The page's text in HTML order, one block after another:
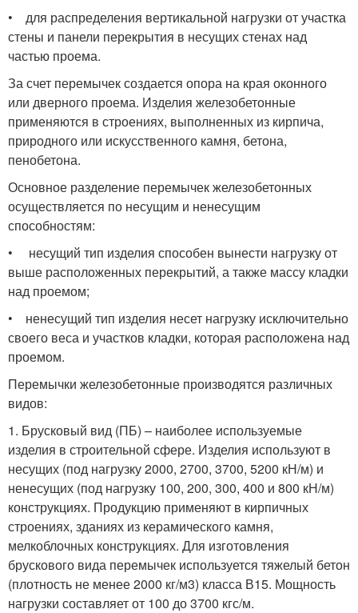
• для распределения вертикальной нагрузки от участка
стены и панели перекрытия в несущих стенах над
частью проема.
За счет перемычек создается опора на края оконного
или дверного проема. Изделия железобетонные
применяются в строениях, выполненных из кирпича,
природного или искусственного камня, бетона,
пенобетона.
Основное разделение перемычек железобетонных
осуществляется по несущим и ненесущим
способностям:
• несущий тип изделия способен вынести нагрузку от
выше расположенных перекрытий, а также массу кладки
над проемом;
• ненесущий тип изделия несет нагрузку исключительно
своего веса и участков кладки, которая расположена над
проемом.
Перемычки железобетонные производятся различных
видов:
1. Брусковый вид (ПБ) – наиболее используемые
изделия в строительной сфере. Изделия используют в
несущих (под нагрузку 2000, 2700, 3700, 5200 кН/м) и
ненесущих (под нагрузку 100, 200, 300, 400 и 800 кН/м)
конструкциях. Продукцию применяют в кирпичных
строениях, зданиях из керамического камня,
мелкоблочных конструкциях. Для изготовления
брускового вида перемычек используется тяжелый бетон
(плотность не менее 2000 кг/м3) класса В15. Мощность
нагрузки составляет от 100 до 3700 кгс/м.